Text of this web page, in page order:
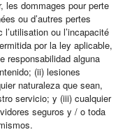
les dommages pour perte
ou d’autres pertes
ou l’incapacité
por la ley aplicable,
responsabilidad alguna
(ii) lesiones
naturaleza que sean,
servicio; y (iii) cualquier
seguros y / o toda